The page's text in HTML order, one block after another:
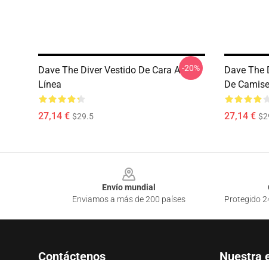
Dave The Diver Vestido De Cara A
Línea
27,14 € $29.5
-20%
Dave The
De
27,14 €
Envío mundial
Enviamos a más de 200 países
Protegido
Contáctenos Nuestra